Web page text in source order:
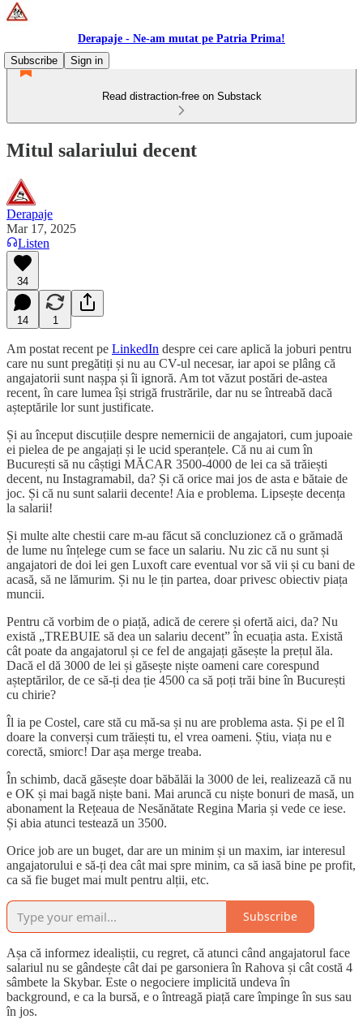
Derapaje - Ne-am mutat pe Patria Prima!
Subscribe
Sign in
Read distraction-free on Substack
Mitul salariului decent
Derapaje
Mar 17, 2025
Listen
34
14 1
Am postat recent pe LinkedIn despre cei care aplică la joburi pentru
care nu sunt pregătiți și nu au CV-ul necesar, iar apoi se plâng că
angajatorii sunt nașpa și îi ignoră. Am tot văzut postări de-astea
recent, în care lumea își strigă frustrările, dar nu se întreabă dacă
așteptările lor sunt justificate.
Și au început discuțiile despre nemernicii de angajatori, cum jupoaie
ei pielea de pe angajați și le ucid speranțele. Că nu ai cum în
București să nu câștigi MĂCAR 3500-4000 de lei ca să trăiești
decent, nu Instagramabil, da? Și că orice mai jos de asta e bătaie de
joc. Și că nu sunt salarii decente! Aia e problema. Lipsește decența
la salarii!
Și multe alte chestii care m-au făcut să concluzionez că o grămadă
de lume nu înțelege cum se face un salariu. Nu zic că nu sunt și
angajatori de doi lei gen Luxoft care eventual vor să vii și cu bani de
acasă, să ne lămurim. Și nu le țin partea, doar privesc obiectiv piața
muncii.
Pentru că vorbim de o piață, adică de cerere și ofertă aici, da? Nu
există „TREBUIE să dea un salariu decent” în ecuația asta. Există
cât poate da angajatorul și ce fel de angajați găsește la prețul ăla.
Dacă el dă 3000 de lei și găsește niște oameni care corespund
așteptărilor, de ce să-ți dea ție 4500 ca să poți trăi bine în București
cu chirie?
Îl ia pe Costel, care stă cu mă-sa și nu are problema asta. Și pe el îl
doare la converși cum trăiești tu, el vrea oameni. Știu, viața nu e
corectă, smiorc! Dar așa merge treaba.
În schimb, dacă găsește doar băbălăi la 3000 de lei, realizează că nu
e OK și mai bagă niște bani. Mai aruncă cu niște bonuri de masă, un
abonament la Rețeaua de Nesănătate Regina Maria și vede ce iese.
Și abia atunci testează un 3500.
Orice job are un buget, dar are un minim și un maxim, iar interesul
angajatorului e să-ți dea cât mai spre minim, ca să iasă bine pe profit,
ca să fie buget mai mult pentru alții, etc.
Subscribe
Așa că informez idealiștii, cu regret, că atunci când angajatorul face
salariul nu se gândește cât dai pe garsoniera în Rahova și cât costă 4
sâmbete la Skybar. Este o negociere implicită undeva în
background, e ca la bursă, e o întreagă piață care împinge în sus sau
în jos.